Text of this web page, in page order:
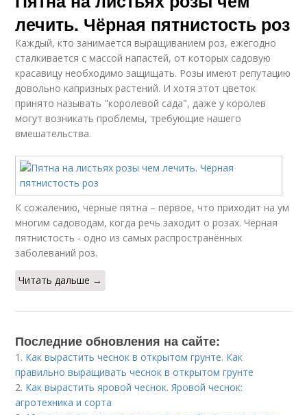
лечить. Чёрная пятнистость роз
Каждый, кто занимается выращиванием роз, ежегодно
сталкивается с массой напастей, от которых садовую
красавицу необходимо защищать. Розы имеют репутацию
довольно капризных растений. И хотя этот цветок
принято называть "королевой сада", даже у королев
могут возникать проблемы, требующие нашего
вмешательства.
К сожалению, черные пятна – первое, что приходит на ум
многим садоводам, когда речь заходит о розах. Чёрная
пятнистость - одно из самых распространённых
заболеваний роз.
Читать дальше →
Последние обновления на сайте:
1. Как вырастить чеснок в открытом грунте. Как
правильно выращивать чеснок в открытом грунте
2. Как вырастить яровой чеснок. Яровой чеснок:
агротехника и сорта